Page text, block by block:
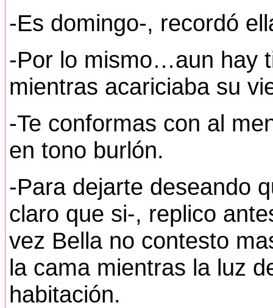
-Es domingo-, recordó
-Por lo mismo…aun hay
mientras acariciaba su
-Te conformas con al
en tono burlón.
-Para dejarte deseando
claro que si-, replico
vez Bella no contesto
la cama mientras la luz
habitación.